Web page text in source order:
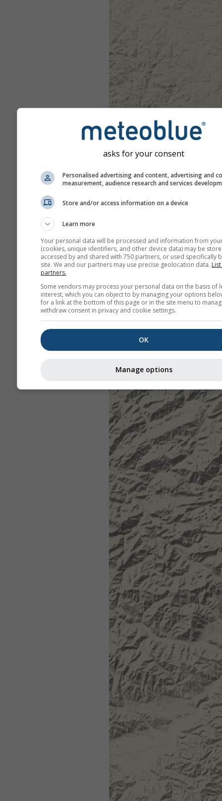
asks for your consent
Personalised advertising and content, advertising and
measurement, audience research and services
Store and/or access information on a device
Learn more
Your personal data will be processed and information from
(cookies, unique identifiers, and other device data) may be
accessed by and shared with 750 partners, or used specifically
site. We and our partners may use precise geolocation data.
partners.
Some vendors may process your personal data on the basis of
interest, which you can object to by managing your options
for a link at the bottom of this page or in the site menu to
withdraw consent in privacy and cookie settings.
OK
Manage options